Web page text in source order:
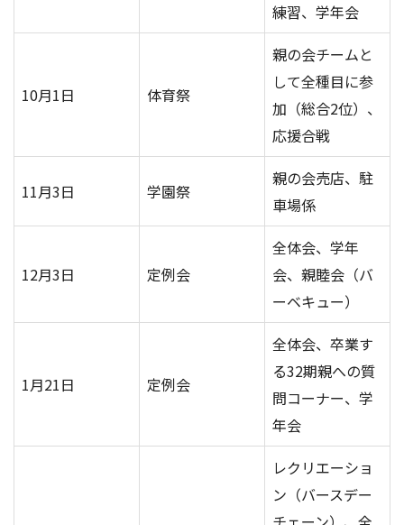
練習、学年会
10月1日 体育祭
親の会チームと
して全種目に参
加（総合2位）、
応援合戦
11月3日 学園祭
親の会売店、駐
車場係
12月3日 定例会
全体会、学年
会、親睦会（バ
ーベキュー）
1月21日 定例会
全体会、卒業す
る32期親への質
問コーナー、学
年会
レクリエーショ
ン（バースデー